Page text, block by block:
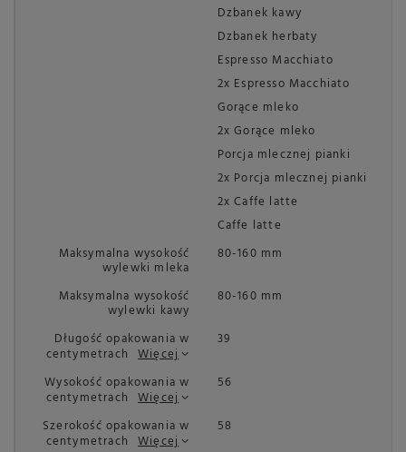
Dzbanek kawy
Dzbanek herbaty
Espresso Macchiato
2x Espresso Macchiato
Gorące mleko
2x Gorące mleko
Porcja mlecznej pianki
2x Porcja mlecznej pianki
2x Caffe latte
Caffe latte
Maksymalna wysokość
wylewki mleka
80-160 mm
Maksymalna wysokość
wylewki kawy
80-160 mm
Długość opakowania w
centymetrach Więcej
39
Wysokość opakowania w
centymetrach Więcej
56
Szerokość opakowania w
centymetrach Więcej
58